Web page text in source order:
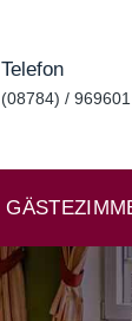
Telefon
(08784) / 969601